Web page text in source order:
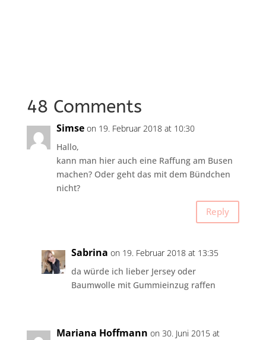
48 Comments
Simse on 19. Februar 2018 at 10:30
Hallo,
kann man hier auch eine Raffung am Busen
machen? Oder geht das mit dem Bündchen
nicht?
Reply
Sabrina on 19. Februar 2018 at 13:35
da würde ich lieber Jersey oder
Baumwolle mit Gummieinzug raffen
Mariana Hoffmann on 30. Juni 2015 at